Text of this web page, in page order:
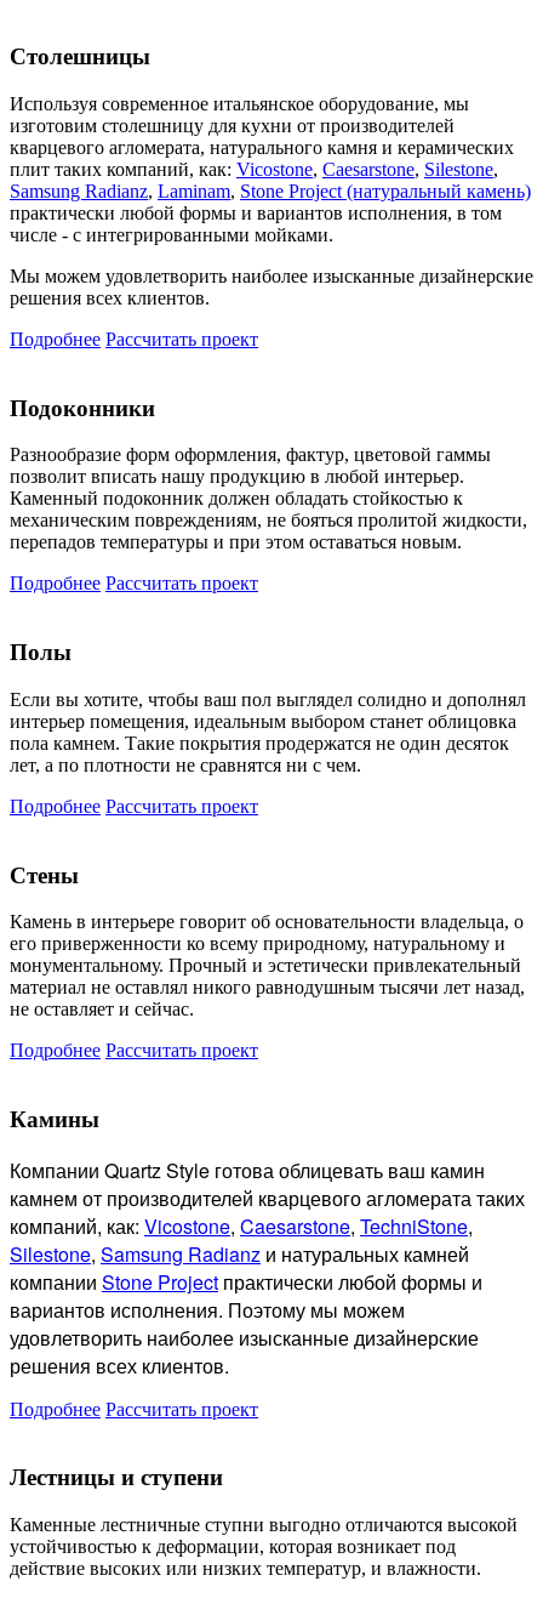
Столешницы
Используя современное итальянское оборудование, мы
изготовим столешницу для кухни от производителей
кварцевого агломерата, натурального камня и керамических
плит таких компаний, как: Vicostone, Caesarstone, Silestone,
Samsung Radianz, Laminam, Stone Project (натуральный камень)
практически любой формы и вариантов исполнения, в том
числе - с интегрированными мойками.
Мы можем удовлетворить наиболее изысканные дизайнерские
решения всех клиентов.
Подробнее Рассчитать проект
Подоконники
Разнообразие форм оформления, фактур, цветовой гаммы
позволит вписать нашу продукцию в любой интерьер.
Каменный подоконник должен обладать стойкостью к
механическим повреждениям, не бояться пролитой жидкости,
перепадов температуры и при этом оставаться новым.
Подробнее Рассчитать проект
Полы
Если вы хотите, чтобы ваш пол выглядел солидно и дополнял
интерьер помещения, идеальным выбором станет облицовка
пола камнем. Такие покрытия продержатся не один десяток
лет, а по плотности не сравнятся ни с чем.
Подробнее Рассчитать проект
Стены
Камень в интерьере говорит об основательности владельца, о
его приверженности ко всему природному, натуральному и
монументальному. Прочный и эстетически привлекательный
материал не оставлял никого равнодушным тысячи лет назад,
не оставляет и сейчас.
Подробнее Рассчитать проект
Камины
Компании Quartz Style готоваоблицевать ваш камин
камнем от производителей кварцевого агломерата таких
компаний, как: Vicostone, Caesarstone, TechniStone,
Silestone, Samsung Radianz и натуральных камней
компании Stone Project практически любой формы и
вариантов исполнения. Поэтому мы можем
удовлетворить наиболее изысканные дизайнерские
решения всех клиентов.
Подробнее Рассчитать проект
Лестницы и ступени
Каменные лестничные ступни выгодно отличаются высокой
устойчивостью к деформации, которая возникает под
действие высоких или низких температур, и влажности.